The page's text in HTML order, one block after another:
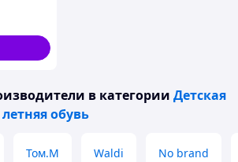
в категории Детская
обувь
Том.М Waldi No brand